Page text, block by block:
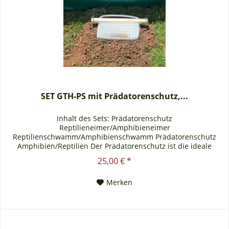
SET GTH-PS mit Prädatorenschutz,...
Inhalt des Sets: Prädatorenschutz
Reptilieneimer/Amphibieneimer
Reptilienschwamm/Amphibienschwamm Prädatorenschutz
Amphibien/Reptilien Der Prädatorenschutz ist die ideale
das eingreifen verschiedener Tiere, zum Beispiel
passenden Reptilieneimer/Amphibieneimer...
25,00 € *
Merken